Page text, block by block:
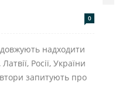
0
надходити
Росії, України
запитують про